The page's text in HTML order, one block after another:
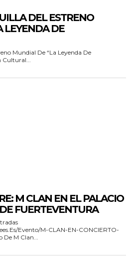
DEL ESTRENO
LEYENDA DE
Mundial De “La Leyenda De
M CLAN EN EL PALACIO
FUERTEVENTURA
evento/M-CLAN-EN-CONCIERTO-
M Clan...